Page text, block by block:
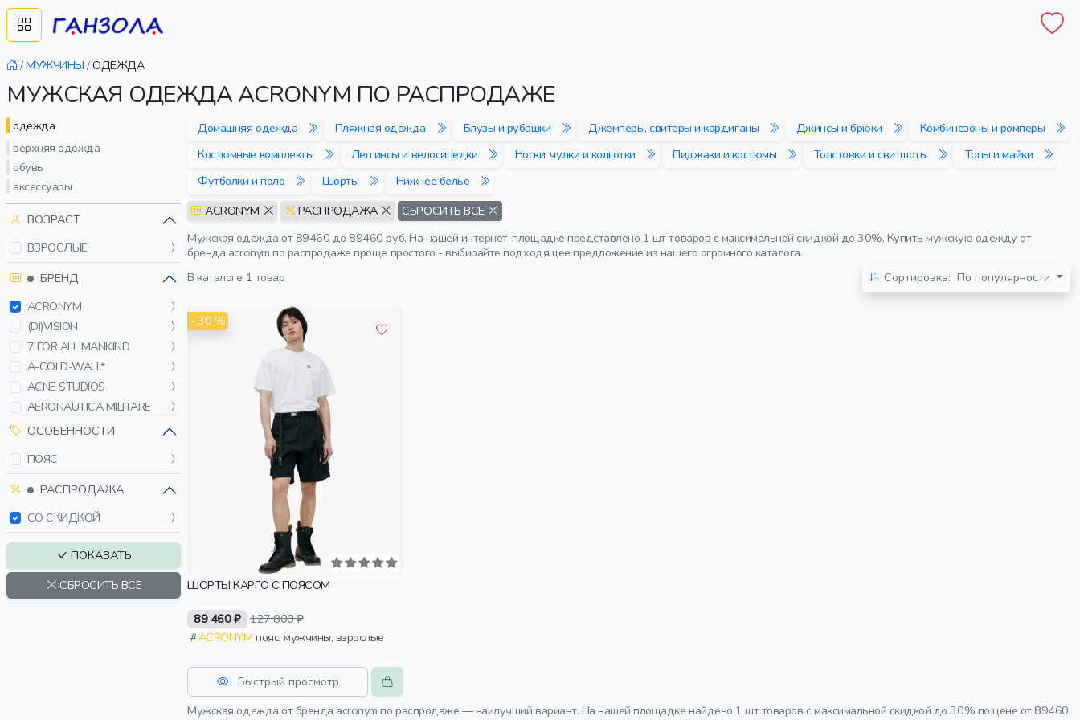
/МУЖЧИНЫ /ОДЕЖДА
МУЖСКАЯ ОДЕЖДА ACRONYM ПО РАСПРОДАЖЕ
одежда
верхняя одежда
обувь
аксессуары
ВОЗРАСТ
ВЗРОСЛЫЕ
БРЕНД
ACRONYM
(DI)VISION
7 FOR ALL MANKIND
A-COLD-WALL*
ACNE STUDIOS
AERONAUTICA MILITARE
ALLUDE
AMI PARIS
AMIRI
ARMATA DI MARE
B1ARCHIVE
BALENCIAGA
BALENCIAGA KIDS
BARDINI
ОСОБЕННОСТИ
ПОЯС
РАСПРОДАЖА
СО СКИДКОЙ
ПОКАЗАТЬ
СБРОСИТЬ ВСЕ
Домашняя одежда Пляжная одежда Блузы и рубашки Джемперы, свитеры и кардиганы Джинсы и брюки
Комбинезоны и ромперы
Костюмные комплекты
Леггинсы и велосипедки Носки, чулки и колготки Пиджаки и костюмы Толстовки и свитшоты
Топы и майки
Футболки и поло
Шорты
Нижнее белье
ACRONYM
РАСПРОДАЖА
СБРОСИТЬ ВСЕ
Мужская одежда от 89460 до 89460 руб. На нашей интернет-площадке представлено 1 шт товаров с максимальной скидкой до 30%. Купить мужскую одежду от
бренда acronym по распродаже проще простого - выбирайте подходящее предложение из нашего огромного каталога.
В каталоге 1 товар Сортировка: По популярности
- 30 %
ШОРТЫ КАРГО С ПОЯСОМ
89 460 ₽ 127 800 ₽
ACRONYM пояс, мужчины, взрослые
Быстрый просмотр
Мужская одежда от бренда acronym по распродаже — наилучший вариант. На нашей площадке найдено 1 шт товаров с максимальной скидкой до 30% по цене от 89460